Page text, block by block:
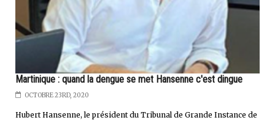
Martinique : quand la dengue se met Hansenne c'est dingue
OCTOBRE 23RD, 2020
Hubert Hansenne, le président du Tribunal de Grande Instance de